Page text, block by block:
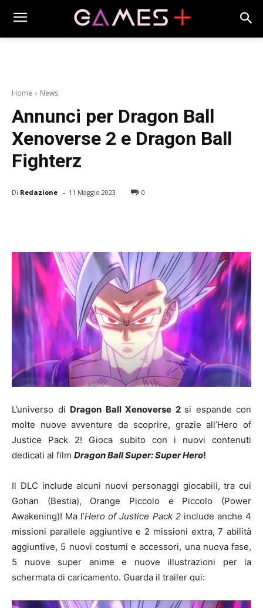
Home News
Annunci per Dragon Ball
Xenoverse 2 e Dragon Ball
Fighterz
Di Redazione - 11 Maggio 2023 0
L’universo di Dragon Ball Xenoverse 2 si espande con
molte nuove avventure da scoprire, grazie all’Hero of
Justice Pack 2! Gioca subito con i nuovi contenuti
dedicati al film Dragon Ball Super: Super Hero!
Il DLC include alcuni nuovi personaggi giocabili, tra cui
Gohan (Bestia), Orange Piccolo e Piccolo (Power
Awakening)! Ma l’Hero of Justice Pack 2 include anche 4
missioni parallele aggiuntive e 2 missioni extra, 7 abilità
aggiuntive, 5 nuovi costumi e accessori, una nuova fase,
5 nuove super anime e nuove illustrazioni per la
schermata di caricamento. Guarda il trailer qui: